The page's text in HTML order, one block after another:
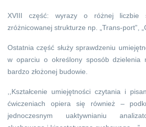
XVIII część: wyrazy o różnej liczbie
zróżnicowanej strukturze np. „Trans-port”,
Ostatnia część służy sprawdzeniu
w oparciu o określony sposób dzielenia
bardzo złożonej budowie.
,,Kształcenie umiejętności czytania i
ćwiczeniach opiera się również –
jednoczesnym uaktywnianiu